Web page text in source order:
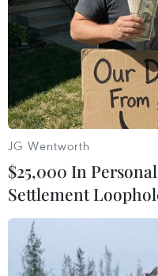
Làm rõ vụ bé sơ
JG Wentworth
$25,000 In
Settlement